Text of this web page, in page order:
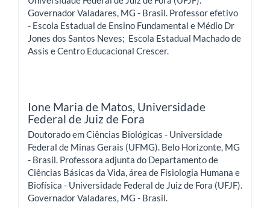
Governador Valadares, MG - Brasil. Professor efetivo
- Escola Estadual de Ensino Fundamental e Médio Dr
Jones dos Santos Neves; Escola Estadual Machado de
Assis e Centro Educacional Crescer.
Ione Maria de Matos, Universidade
Federal de Juiz de Fora
Doutorado em Ciências Biológicas - Universidade
Federal de Minas Gerais (UFMG). Belo Horizonte, MG
- Brasil. Professora adjunta do Departamento de
Ciências Básicas da Vida, área de Fisiologia Humana e
Biofísica - Universidade Federal de Juiz de Fora (UFJF).
Governador Valadares, MG - Brasil.